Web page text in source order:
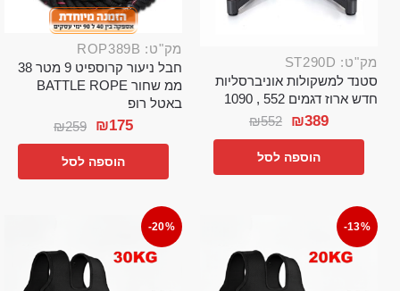
מק"ט: ST290D
סטנד למשקולות אוניברסליות
חדש ארוז דגמים 552 , 1090
₪552 ₪389
הוספה לסל
מק"ט: ROP389B
חבל ניעור קרוספיט 9 מטר 38
ממ שחור BATTLE ROPE
באטל רופ
₪259 ₪175
הוספה לסל
-13%
-20%